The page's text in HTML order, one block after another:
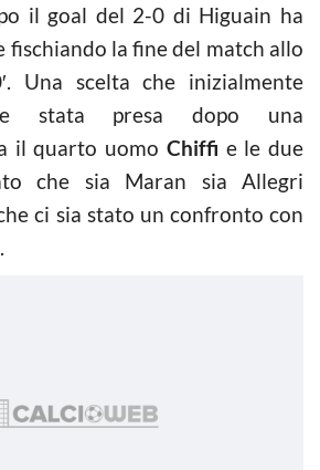
il goal del 2-0 di Higuain ha
fischiando la fine del match allo
Una scelta che inizialmente
stata presa dopo una
il quarto uomo Chiffi e le due
che sia Maran sia Allegri
ci sia stato un confronto con